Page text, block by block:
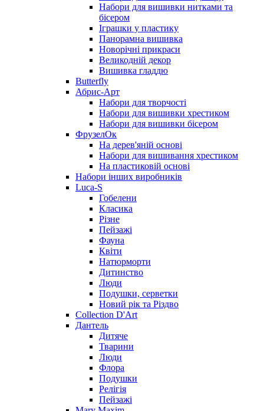
Набори для вишивки нитками та
бісером
Іграшки у пластику
Панорамна вишивка
Новорічні прикраси
Великодній декор
Вишивка гладдю
Butterfly
Абрис-Арт
Набори для творчості
Набори для вишивки хрестиком
Набори для вишивки бісером
ФрузелОк
На дерев'яній основі
Набори для вишивання хрестиком
На пластиковій основі
Набори інших виробників
Luca-S
Гобелени
Класика
Різне
Пейзажі
Фауна
Квіти
Натюрморти
Дитинство
Люди
Подушки, серветки
Новий рік та Різдво
Collection D'Art
Дантель
Дитяче
Тварини
Люди
Флора
Подушки
Релігія
Пейзажі